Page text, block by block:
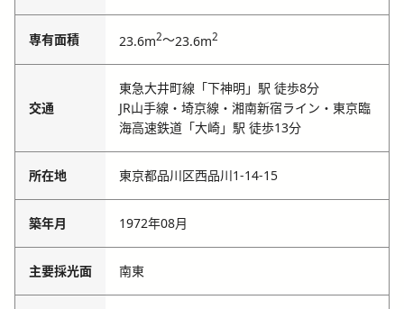
専有面積 23.6m2～23.6m2
交通
東急大井町線「下神明」駅 徒歩8分
JR山手線・埼京線・湘南新宿ライン・東京臨
海高速鉄道「大崎」駅 徒歩13分
所在地 東京都品川区西品川1-14-15
築年月 1972年08月
主要採光面 南東